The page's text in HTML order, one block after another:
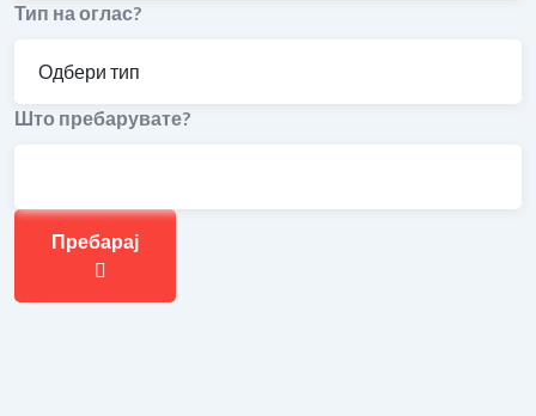
Тип на оглас?
Што пребарувате?
Пребарај